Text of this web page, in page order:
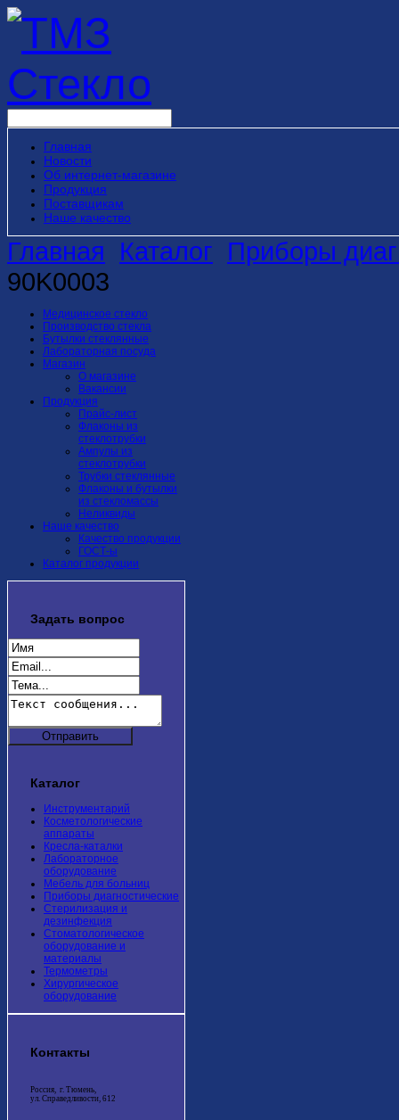
Главная
Новости
Об интернет-магазине
Продукция
Поставщикам
Наше качество
Главная Каталог Приборы
90K0003
Медицинское стекло
Производство стекла
Бутылки стеклянные
Лабораторная посуда
Магазин
О магазине
Вакансии
Продукция
Прайс-лист
Флаконы из
стеклотрубки
Ампулы из
стеклотрубки
Трубки стеклянные
Флаконы и бутылки
из стекломассы
Неликвиды
Наше качество
Качество продукции
ГОСТ-ы
Каталог продукции
Задать вопрос
Каталог
Инструментарий
Косметологические
аппараты
Кресла-каталки
Лабораторное
оборудование
Мебель для больниц
Приборы диагностические
Стерилизация и
дезинфекция
Стоматологическое
оборудование и
материалы
Термометры
Хирургическое
оборудование
Контакты
Россия, г. Тюмень,
ул. Справедливости, 612